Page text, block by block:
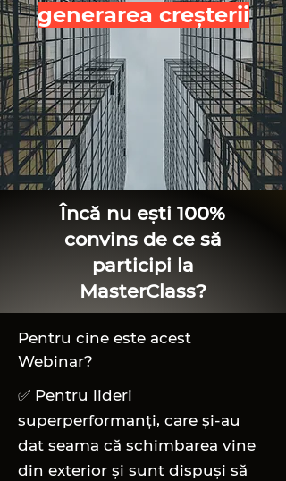
generarea creșterii
Încă nu ești 100%
convins de ce să
participi la
MasterClass?
Pentru cine este acest
Webinar?
✅ Pentru lideri
superperformanți, care și-au
dat seama că schimbarea vine
din exterior și sunt dispuși să